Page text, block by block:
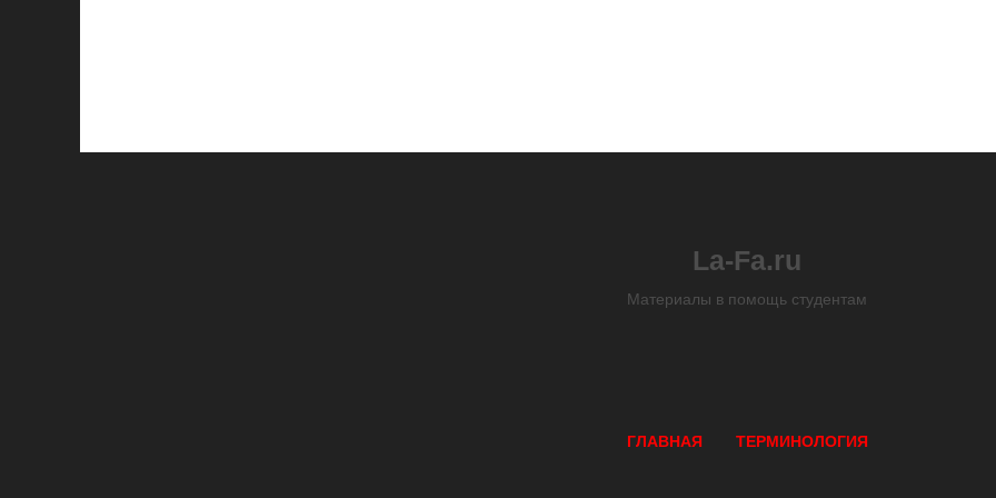
La-Fa.ru
Материалы в помощь студентам
ГЛАВНАЯ ТЕРМИНОЛОГИЯ